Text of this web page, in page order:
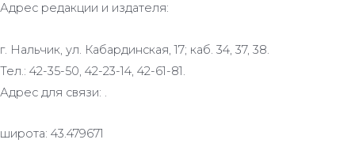
Адрес редакции и издателя:
г. Нальчик, ул. Кабардинская, 17; каб. 34, 37, 38.
Тел.: 42-35-50, 42-23-14, 42-61-81.
Адрес для связи: .
широта: 43.479671